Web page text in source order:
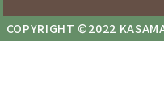
COPYRIGHT ©2022